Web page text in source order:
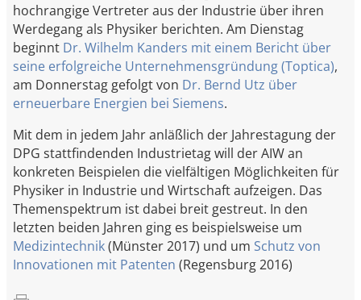
hochrangige Vertreter aus der Industrie über ihren
Werdegang als Physiker berichten. Am Dienstag
beginnt Dr. Wilhelm Kanders mit einem Bericht über
seine erfolgreiche Unternehmensgründung (Toptica),
am Donnerstag gefolgt von Dr. Bernd Utz über
erneuerbare Energien bei Siemens.
Mit dem in jedem Jahr anläßlich der Jahrestagung der
DPG stattfindenden Industrietag will der AIW an
konkreten Beispielen die vielfältigen Möglichkeiten für
Physiker in Industrie und Wirtschaft aufzeigen. Das
Themenspektrum ist dabei breit gestreut. In den
letzten beiden Jahren ging es beispielsweise um
Medizintechnik(Münster 2017) und um Schutz von
Innovationen mit Patenten (Regensburg 2016)